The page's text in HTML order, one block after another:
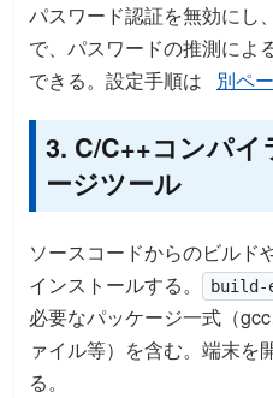
パスワード認証を無効にし
で、パスワードの推測によ
できる。設定手順は
別ペ
3. C/C++コンパ
ージツール
ソースコードからのビルド
インストールする。
build-
必要なパッケージ一式（
ァイル等）を含む。端末を
る。